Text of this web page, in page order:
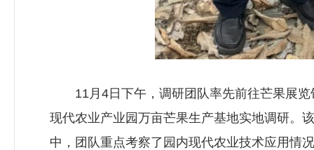
11月4日下午，调研团队率先前往芒果展览
现代农业产业园万亩芒果生产基地实地调研。
中，团队重点考察了园内现代农业技术应用情